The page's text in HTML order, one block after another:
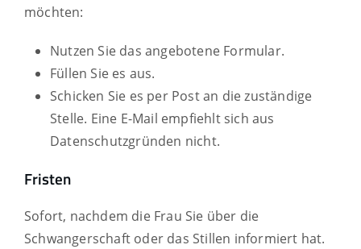
möchten:
Nutzen Sie das angebotene Formular.
Füllen Sie es aus.
Schicken Sie es per Post an die zuständige
Stelle. Eine E-Mail empfiehlt sich aus
Datenschutzgründen nicht.
Fristen
Sofort, nachdem die Frau Sie über die
Schwangerschaft oder das Stillen informiert hat.